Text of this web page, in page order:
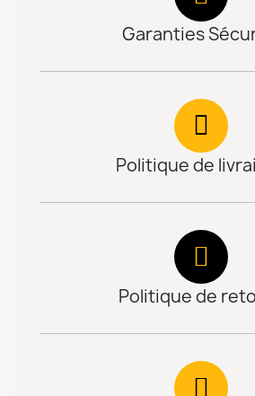
Garanties
Politique de
Politique de